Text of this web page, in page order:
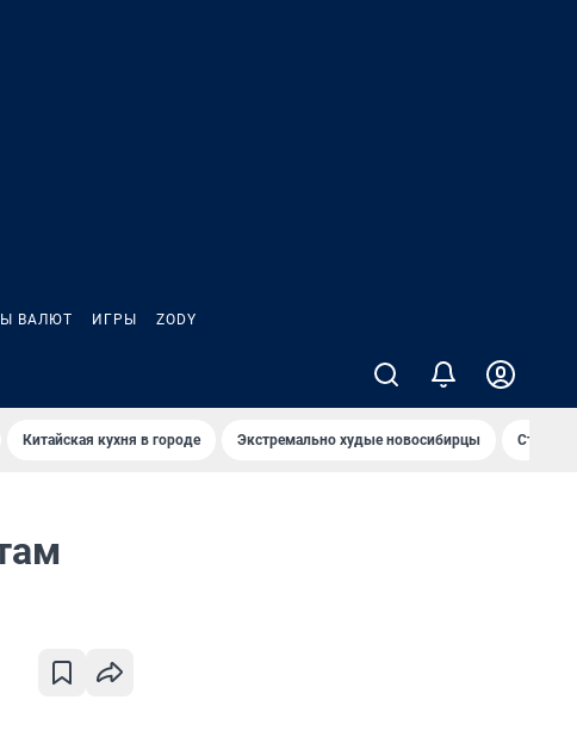
ВАЛЮТ ИГРЫ ZODY
Китайская кухня в городе Экстремально худые новосибирцы Старт